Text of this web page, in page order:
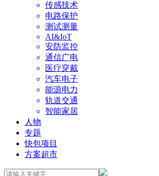
传感技术
电路保护
测试测量
AI&IoT
安防监控
通信广电
医疗穿戴
汽车电子
能源电力
轨道交通
智能家居
人物
专题
快包项目
方案超市